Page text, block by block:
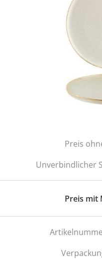
Preis
Unverbindlicher
Preis mit